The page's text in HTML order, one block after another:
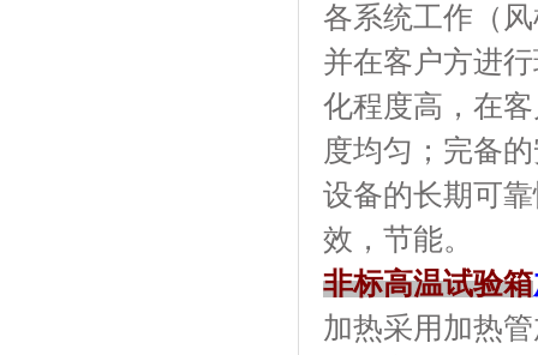
各系统工作（风机
并在客户方进行
化程度高，在
度均匀；完备
设备的长期可靠
效，节能。
非标高温试验箱
加热采用加热管